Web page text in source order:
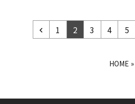
前
へ
ペ
ー
1 ペ
ー
2 ペ
ー
3 ペ
ー
4 ペ
ー
5
HOME »